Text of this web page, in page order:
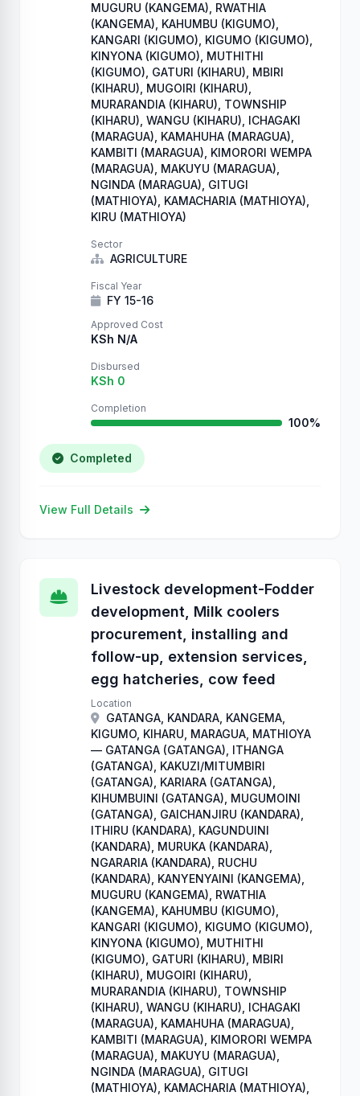
MUGURU (KANGEMA), RWATHIA
(KANGEMA), KAHUMBU (KIGUMO),
KANGARI (KIGUMO), KIGUMO (KIGUMO),
KINYONA (KIGUMO), MUTHITHI
(KIGUMO), GATURI (KIHARU), MBIRI
(KIHARU), MUGOIRI (KIHARU),
MURARANDIA (KIHARU), TOWNSHIP
(KIHARU), WANGU (KIHARU), ICHAGAKI
(MARAGUA), KAMAHUHA (MARAGUA),
KAMBITI (MARAGUA), KIMORORI WEMPA
(MARAGUA), MAKUYU (MARAGUA),
NGINDA (MARAGUA), GITUGI
(MATHIOYA), KAMACHARIA (MATHIOYA),
KIRU (MATHIOYA)
Sector
AGRICULTURE
Fiscal Year
FY 15-16
Approved Cost
KSh N/A
Disbursed
KSh 0
Completion
100%
Completed
View Full Details
Livestock development-Fodder
development, Milk coolers
procurement, installing and
follow-up, extension services,
egg hatcheries, cow feed
Location
GATANGA, KANDARA, KANGEMA,
KIGUMO, KIHARU, MARAGUA, MATHIOYA
— GATANGA (GATANGA), ITHANGA
(GATANGA), KAKUZI/MITUMBIRI
(GATANGA), KARIARA (GATANGA),
KIHUMBUINI (GATANGA), MUGUMOINI
(GATANGA), GAICHANJIRU (KANDARA),
ITHIRU (KANDARA), KAGUNDUINI
(KANDARA), MURUKA (KANDARA),
NGARARIA (KANDARA), RUCHU
(KANDARA), KANYENYAINI (KANGEMA),
MUGURU (KANGEMA), RWATHIA
(KANGEMA), KAHUMBU (KIGUMO),
KANGARI (KIGUMO), KIGUMO (KIGUMO),
KINYONA (KIGUMO), MUTHITHI
(KIGUMO), GATURI (KIHARU), MBIRI
(KIHARU), MUGOIRI (KIHARU),
MURARANDIA (KIHARU), TOWNSHIP
(KIHARU), WANGU (KIHARU), ICHAGAKI
(MARAGUA), KAMAHUHA (MARAGUA),
KAMBITI (MARAGUA), KIMORORI WEMPA
(MARAGUA), MAKUYU (MARAGUA),
NGINDA (MARAGUA), GITUGI
(MATHIOYA), KAMACHARIA (MATHIOYA),